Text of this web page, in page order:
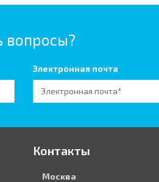
вопросы?
Электронная почта
Контакты
Москва